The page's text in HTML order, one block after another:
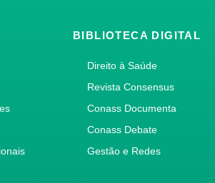
BIBLIOTECA DIGITAL
Direito à Saúde
Revista Consensus
Conass Documenta
Conass Debate
Gestão e Redes